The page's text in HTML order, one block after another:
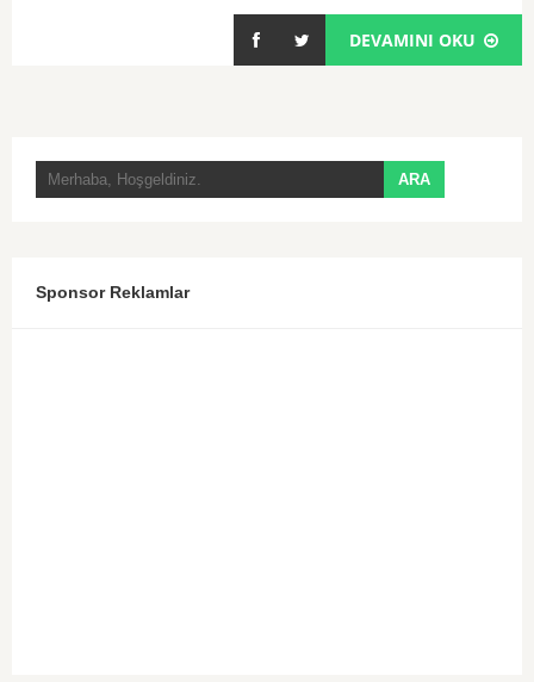
DEVAMINI OKU
Sponsor Reklamlar